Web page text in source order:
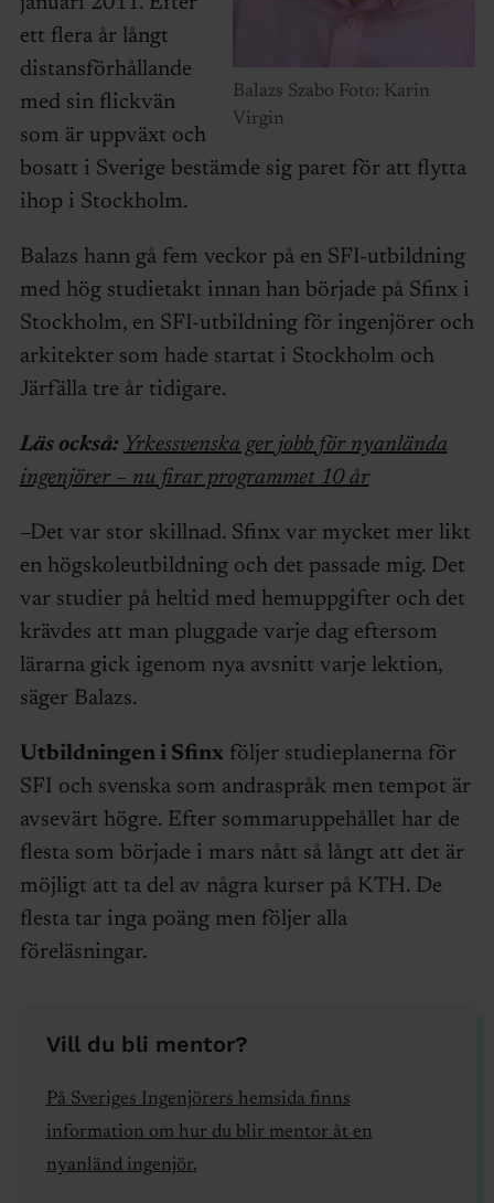
Balazs Szabo Foto: Karin
Virgin
ett flera år långt
distansförhållande
med sin flickvän
som är uppväxt och
bosatt i Sverige bestämde sig paret för att flytta
ihop i Stockholm.
Balazs hann gå fem veckor på en SFI-utbildning
med hög studietakt innan han började på Sfinx i
Stockholm, en SFI-utbildning för ingenjörer och
arkitekter som hade startat i Stockholm och
Järfälla tre år tidigare.
Läs också: Yrkessvenska ger jobb för nyanlända
ingenjörer – nu firar programmet 10 år
–Det var stor skillnad. Sfinx var mycket mer likt
en högskoleutbildning och det passade mig. Det
var studier på heltid med hemuppgifter och det
krävdes att man pluggade varje dag eftersom
lärarna gick igenom nya avsnitt varje lektion,
säger Balazs.
Utbildningen i Sfinxföljer studieplanerna för
SFI och svenska som andraspråk men tempot är
avsevärt högre. Efter sommaruppehållet har de
flesta som började i mars nått så långt att det är
möjligt att ta del av några kurser på KTH. De
flesta tar inga poäng men följer alla
föreläsningar.
Vill du bli mentor?
På Sveriges Ingenjörers hemsida finns
information om hur du blir mentor åt en
nyanländ ingenjör.